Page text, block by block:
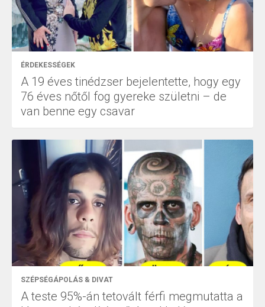
ÉRDEKESSÉGEK
A 19 éves tinédzser bejelentette, hogy egy
76 éves nőtől fog gyereke születni – de
van benne egy csavar
SZÉPSÉGÁPOLÁS & DIVAT
A teste 95%-án tetovált férfi megmutatta a